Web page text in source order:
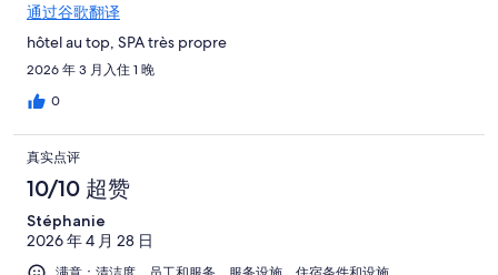
通过谷歌翻译
hôtel au top, SPA très propre
2026 年 3 月入住 1 晚
0
真实点评
10/10 超赞
Stéphanie
2026 年 4 月 28 日